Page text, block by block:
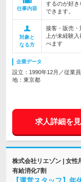
仕事内容
するのが好き
できます。
対象と
なる方
接客・販売
上が未経験
べます
企業データ
設立：1990年12月／従業
地：東京都
求人詳細を
株式会社リエゾン | 女性
有給消化7割